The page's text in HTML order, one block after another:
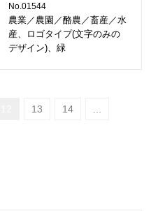
No.01544
農業／農園／酪農／畜産／水
産、ロゴタイプ(文字のみの
デザイン)、緑
13 14